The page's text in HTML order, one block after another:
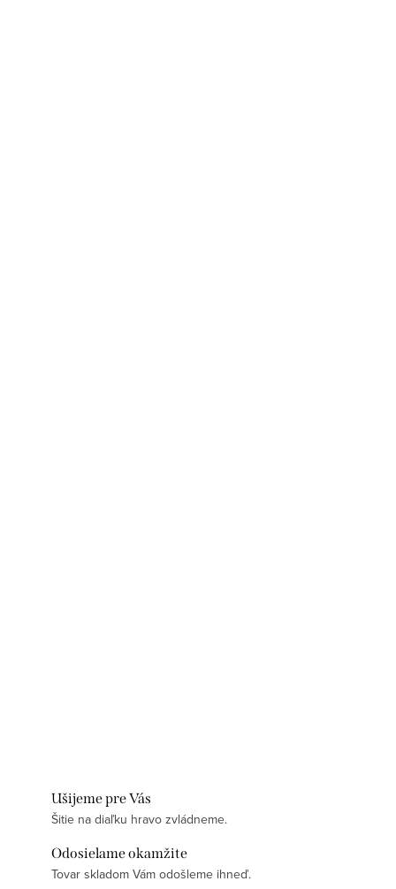
Ušijeme pre Vás
Šitie na diaľku hravo zvládneme.
Odosielame okamžite
Tovar skladom Vám odošleme ihneď.